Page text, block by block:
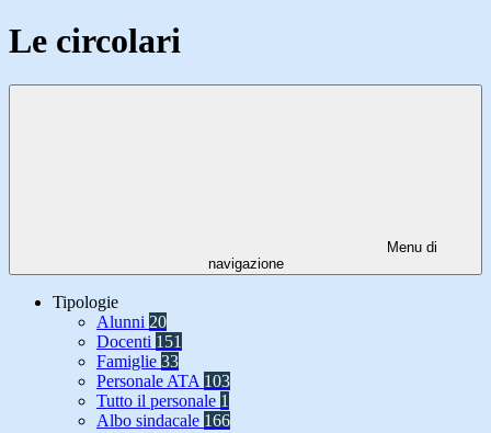
Le circolari
Menu di
navigazione
Tipologie
Alunni 20
Docenti 151
Famiglie 33
Personale ATA 103
Tutto il personale 1
Albo sindacale 166